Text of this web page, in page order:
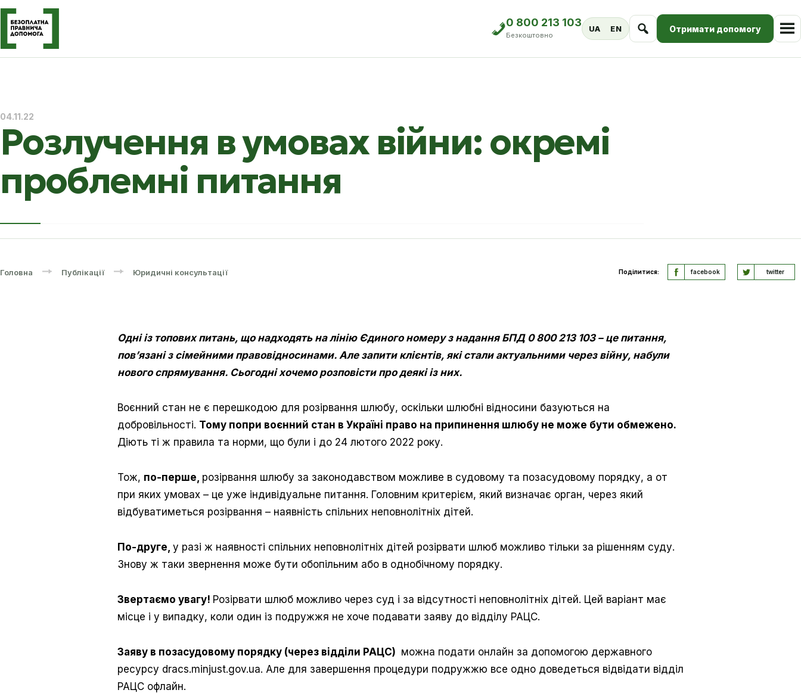
0 800 213 103
Безкоштовно
UA EN Отримати допомогу
04.11.22
Розлучення в умовах війни: окремі
проблемні питання
Головна Публікації Юридичні консультації Поділитися: facebook twitter
Одні із топових питань, що надходять на лінію Єдиного номеру з надання БПД 0 800 213 103 – це питання,
пов’язані з сімейними правовідносинами. Але запити клієнтів, які стали актуальними через війну, набули
нового спрямування. Сьогодні хочемо розповісти про деякі із них.
Воєнний стан не є перешкодою для розірвання шлюбу, оскільки шлюбні відносини базуються на
добровільності. Тому попри воєнний стан в Україні право на припинення шлюбу не може бути обмежено.
Діють ті ж правила та норми, що були і до 24 лютого 2022 року.
Тож, по-перше, розірвання шлюбу за законодавством можливе в судовому та позасудовому порядку, а от
при яких умовах – це уже індивідуальне питання. Головним критерієм, який визначає орган, через який
відбуватиметься розірвання – наявність спільних неповнолітніх дітей.
По-друге, у разі ж наявності спільних неповнолітніх дітей розірвати шлюб можливо тільки за рішенням суду.
Знову ж таки звернення може бути обопільним або в однобічному порядку.
Звертаємо увагу! Розірвати шлюб можливо через суд і за відсутності неповнолітніх дітей. Цей варіант має
місце і у випадку, коли один із подружжя не хоче подавати заяву до відділу РАЦС.
Заяву в позасудовому порядку (через відділи РАЦС) можна подати онлайн за допомогою державного
ресурсу dracs.minjust.gov.ua. Але для завершення процедури подружжю все одно доведеться відвідати відділ
РАЦС офлайн.